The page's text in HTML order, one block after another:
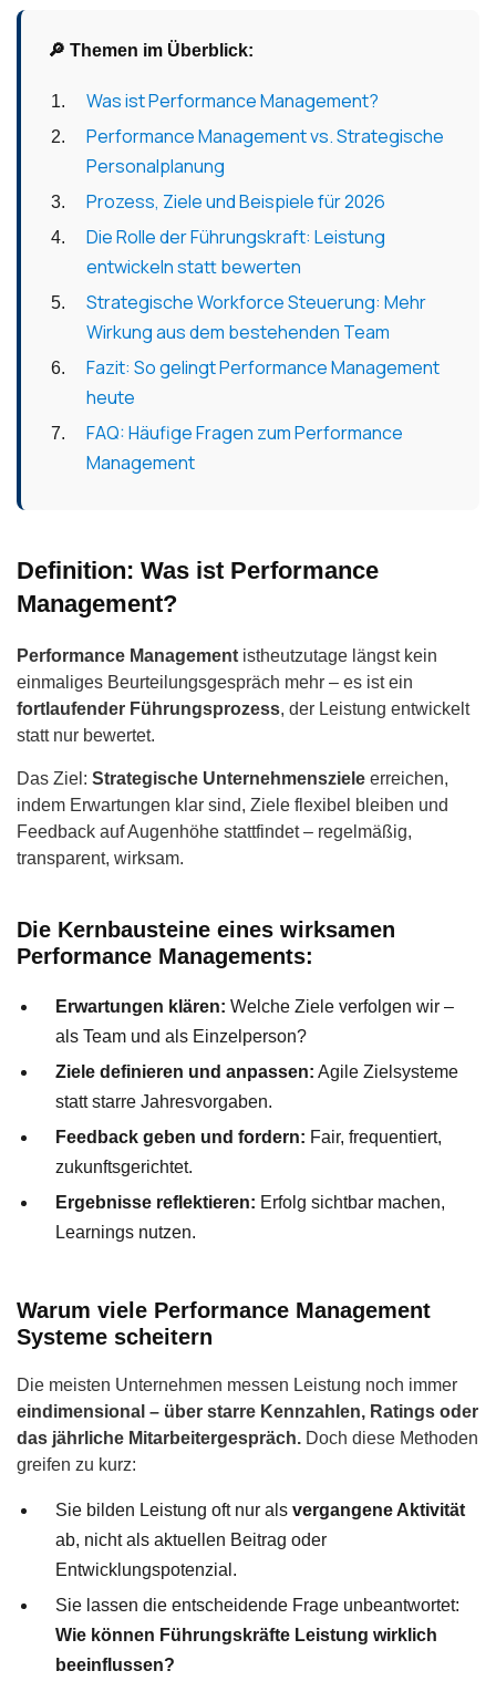
🔎 Themen im Überblick:
Was ist Performance Management?
Performance Management vs. Strategische
Personalplanung
Prozess, Ziele und Beispiele für 2026
Die Rolle der Führungskraft: Leistung
entwickeln statt bewerten
Strategische Workforce Steuerung: Mehr
Wirkung aus dem bestehenden Team
Fazit: So gelingt Performance Management
heute
FAQ: Häufige Fragen zum Performance
Management
Definition: Was ist Performance
Management?
Performance Management istheutzutage längst kein
einmaliges Beurteilungsgespräch mehr – es ist ein
fortlaufender Führungsprozess, der Leistung entwickelt
statt nur bewertet.
Das Ziel: Strategische Unternehmensziele erreichen,
indem Erwartungen klar sind, Ziele flexibel bleiben und
Feedback auf Augenhöhe stattfindet – regelmäßig,
transparent, wirksam.
Die Kernbausteine eines wirksamen
Performance Managements:
Erwartungen klären: Welche Ziele verfolgen wir –
als Team und als Einzelperson?
Ziele definieren und anpassen: Agile Zielsysteme
statt starre Jahresvorgaben.
Feedback geben und fordern: Fair, frequentiert,
zukunftsgerichtet.
Ergebnisse reflektieren: Erfolg sichtbar machen,
Learnings nutzen.
Warum viele Performance Management
Systeme scheitern
Die meisten Unternehmen messen Leistung noch immer
eindimensional – über starre Kennzahlen, Ratings oder
das jährliche Mitarbeitergespräch. Doch diese Methoden
greifen zu kurz:
Sie bilden Leistung oft nur als vergangene Aktivität
ab, nicht als aktuellen Beitrag oder
Entwicklungspotenzial.
Sie lassen die entscheidende Frage unbeantwortet:
Wie können Führungskräfte Leistung wirklich
beeinflussen?